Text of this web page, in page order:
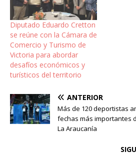
Diputado Eduardo Cretton
se reúne con la Cámara de
Comercio y Turismo de
Victoria para abordar
desafíos económicos y
turísticos del territorio
ANTERIOR
Más de 120 deportistas
fechas más importantes
La Araucanía